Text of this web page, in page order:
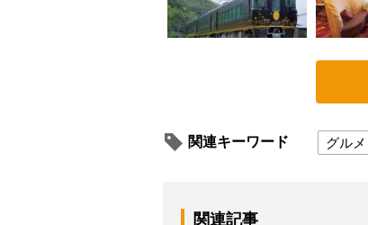
関連キーワード グルメ
関連記事